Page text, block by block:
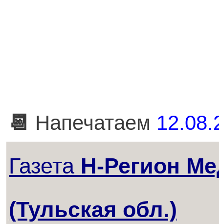
📆 Напечатаем
Газета Н-Регион
(Тульская обл.)